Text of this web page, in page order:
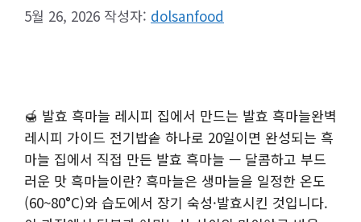
5월 26, 2026 작성자: dolsanfood
🍯 발효 흑마늘 레시피 집에서 만드는 발효 흑마늘완벽
레시피 가이드 전기밥솥 하나로 20일이면 완성되는 흑
마늘 집에서 직접 만든 발효 흑마늘 — 달콤하고 부드
러운 맛 흑마늘이란? 흑마늘은 생마늘을 일정한 온도
(60~80°C)와 습도에서 장기 숙성·발효시킨 것입니다.